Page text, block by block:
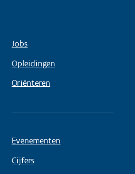
Jobs
Opleidingen
Oriënteren
Evenementen
Cijfers